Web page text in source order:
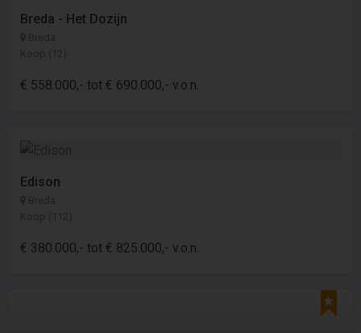
Breda - Het Dozijn
Breda
Koop (12)
€ 558.000,- tot € 690.000,- v.o.n.
Edison
Breda
Koop (112)
€ 380.000,- tot € 825.000,- v.o.n.